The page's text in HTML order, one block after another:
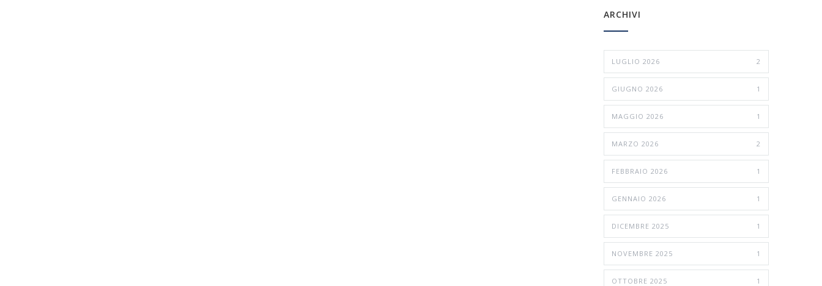
ARCHIVI
LUGLIO 2026 2
GIUGNO 2026 1
MAGGIO 2026 1
MARZO 2026 2
FEBBRAIO 2026 1
GENNAIO 2026 1
DICEMBRE 2025 1
NOVEMBRE 2025 1
OTTOBRE 2025 1